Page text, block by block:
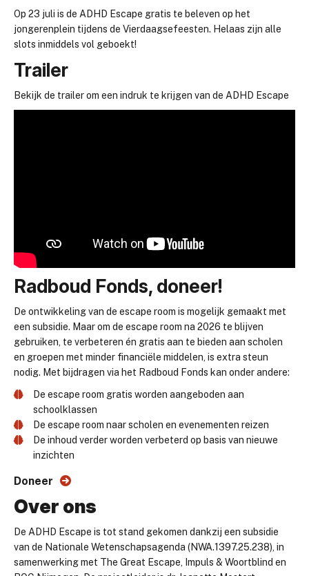
Op 23 juli is de ADHD Escape gratis te beleven op het
jongerenplein tijdens de Vierdaagsefeesten. Helaas zijn alle
slots inmiddels vol geboekt!
Trailer
Bekijk de trailer om een indruk te krijgen van de ADHD Escape
Radboud Fonds, doneer!
De ontwikkeling van de escape room is mogelijk gemaakt met
een subsidie. Maar om de escape room na 2026 te blijven
gebruiken, te verbeteren én gratis aan te bieden aan scholen
en groepen met minder financiële middelen, is extra steun
nodig. Met bijdragen via het Radboud Fonds kan onder andere:
De escape room gratis worden aangeboden aan
schoolklassen
De escape room naar scholen en evenementen reizen
De inhoud verder worden verbeterd op basis van nieuwe
inzichten
Doneer
Over ons
De ADHD Escape is tot stand gekomen dankzij een subsidie
van de Nationale Wetenschapsagenda (NWA.1397.25.238), in
samenwerking met The Great Escape, Impuls & Woortblind en